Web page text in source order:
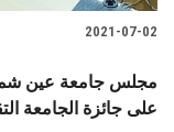
2021-07-02
مجلس جامعة عين
على جائزة الجامعة